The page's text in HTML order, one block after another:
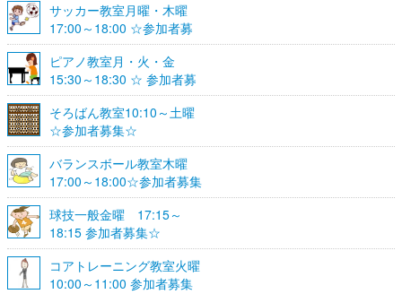
サッカー教室月曜・木曜
17:00～18:00 ☆参加者募
集☆
ピアノ教室月・火・金
15:30～18:30 ☆ 参加者募
集☆
そろばん教室10:10～土曜
☆参加者募集☆
バランスボール教室木曜
17:00～18:00☆参加者募集
☆
球技一般金曜 17:15～
18:15 参加者募集☆
コアトレーニング教室火曜
10:00～11:00 参加者募集